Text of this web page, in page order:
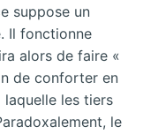
suppose un
Il fonctionne
alors de faire «
de conforter en
les tiers
le